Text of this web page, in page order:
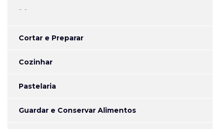
-
Cortar e Preparar
Cozinhar
Pastelaria
Guardar e Conservar Alimentos